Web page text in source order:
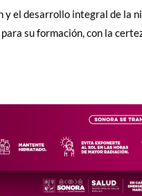
el desarrollo integral de la
su formación, con la